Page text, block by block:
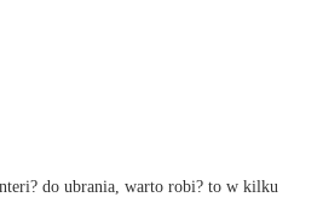
do ubrania, warto robi? to w kilku